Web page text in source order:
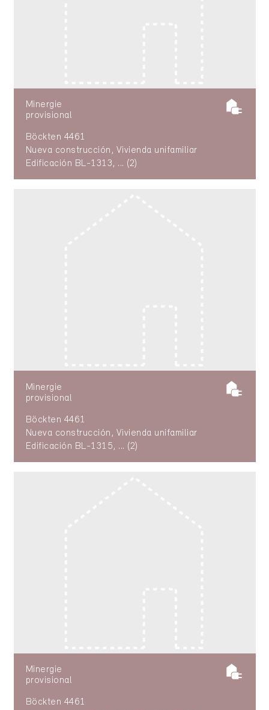
Minergie
provisional
Böckten 4461
Nueva construcción, Vivienda unifamiliar
Edificación BL-1313, ... (2)
Minergie
provisional
Böckten 4461
Nueva construcción, Vivienda unifamiliar
Edificación BL-1315, ... (2)
Minergie
provisional
Böckten 4461